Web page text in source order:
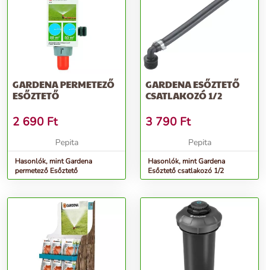
GARDENA PERMETEZŐ
ESŐZTETŐ
2 690 Ft
Pepita
Hasonlók, mint Gardena
permetező Esőztető
GARDENA ESŐZTETŐ
CSATLAKOZÓ 1/2
3 790 Ft
Pepita
Hasonlók, mint Gardena
Esőztető csatlakozó 1/2